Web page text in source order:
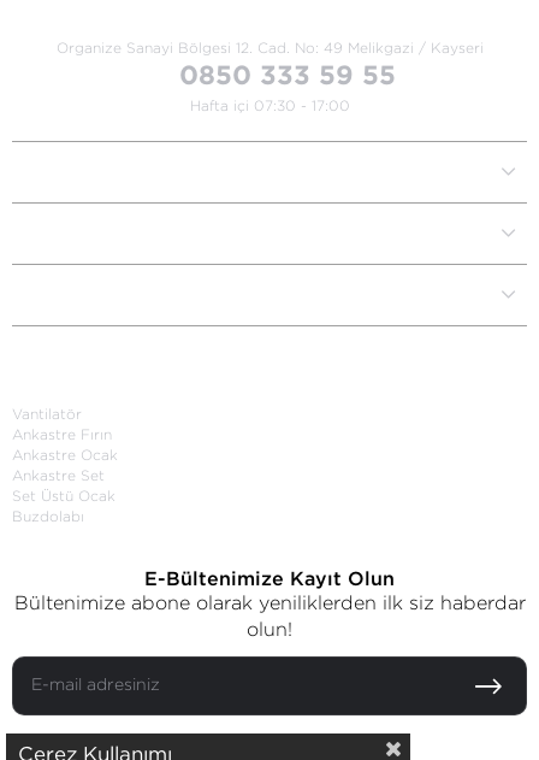
Organize Sanayi Bölgesi 12. Cad. No: 49 Melikgazi / Kayseri
0850 333 59 55
Hafta içi 07:30 - 17:00
Vantilatör
Ankastre Fırın
Ankastre Ocak
Ankastre Set
Set Üstü Ocak
Buzdolabı
E-Bültenimize Kayıt Olun
Bültenimize abone olarak yeniliklerden ilk siz haberdar
olun!
Çerez Kullanımı